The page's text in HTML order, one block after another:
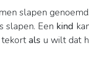
slapen
slapen. Een kind
tekortals u wilt dat